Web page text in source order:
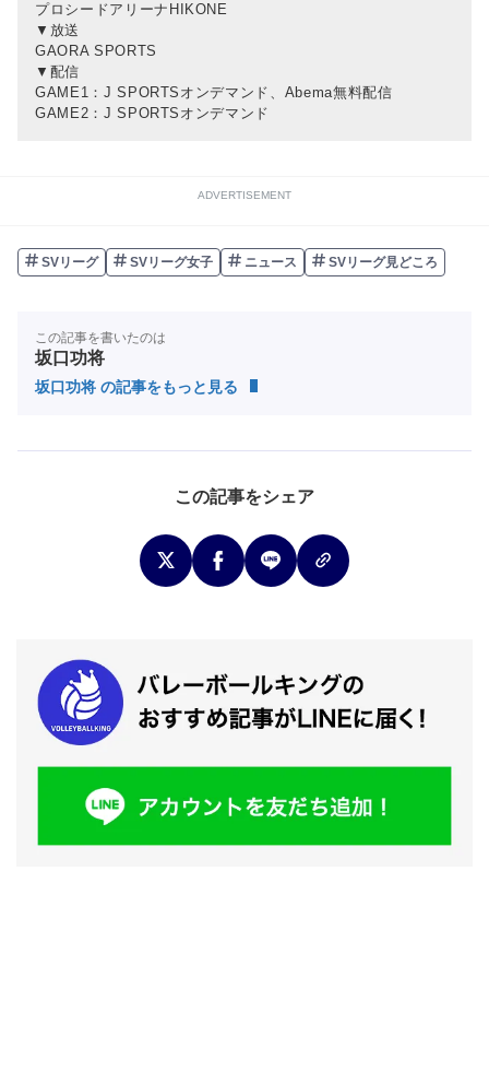
プロシードアリーナHIKONE
▼放送
GAORA SPORTS
▼配信
GAME1：J SPORTSオンデマンド、Abema無料配信
GAME2：J SPORTSオンデマンド
ADVERTISEMENT
SVリーグ SVリーグ女子 ニュース SVリーグ見どころ
この記事を書いたのは
坂口功将
坂口功将 の記事をもっと見る
この記事をシェア